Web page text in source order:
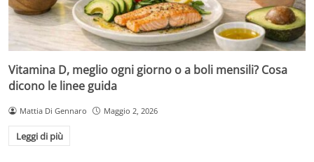
Vitamina D, meglio ogni giorno o a boli mensili? Cosa
dicono le linee guida
Mattia Di Gennaro Maggio 2, 2026
Leggi di più